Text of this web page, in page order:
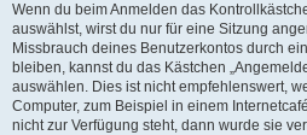
Wenn du beim Anmelden das
auswählst, wirst du nur für eine Sitzung
Missbrauch deines Benutzerkontos durch
bleiben, kannst du das Kästchen
auswählen. Dies ist nicht empfehlenswert,
Computer, zum Beispiel in einem
nicht zur Verfügung steht, dann wurde sie